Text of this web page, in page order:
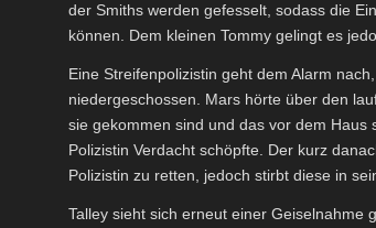
der Smiths werden gefesselt, sodass die
können. Dem kleinen Tommy gelingt es
Eine Streifenpolizistin geht dem Alarm
niedergeschossen. Mars hörte über den
sie gekommen sind und das vor dem
Polizistin Verdacht schöpfte. Der kurz
Polizistin zu retten, jedoch stirbt diese in
Talley sieht sich erneut einer Geiselnahme